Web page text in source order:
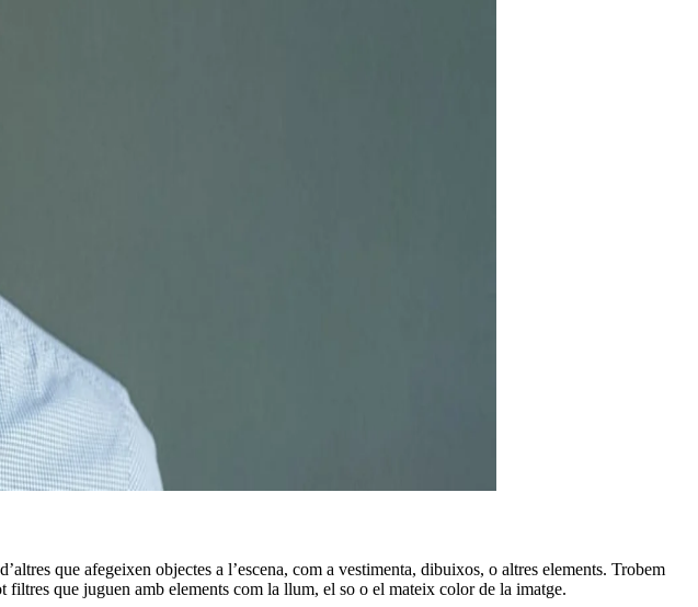
que afegeixen objectes a l’escena, com a vestimenta, dibuixos, o altres elements. Trobem
que juguen amb elements com la llum, el so o el mateix color de la imatge.